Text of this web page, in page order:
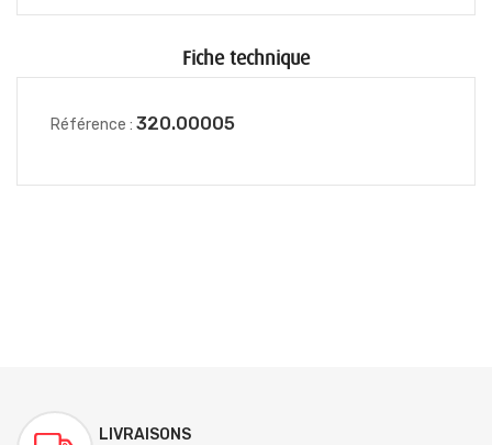
Fiche technique
Référence : 320.00005
LIVRAISONS